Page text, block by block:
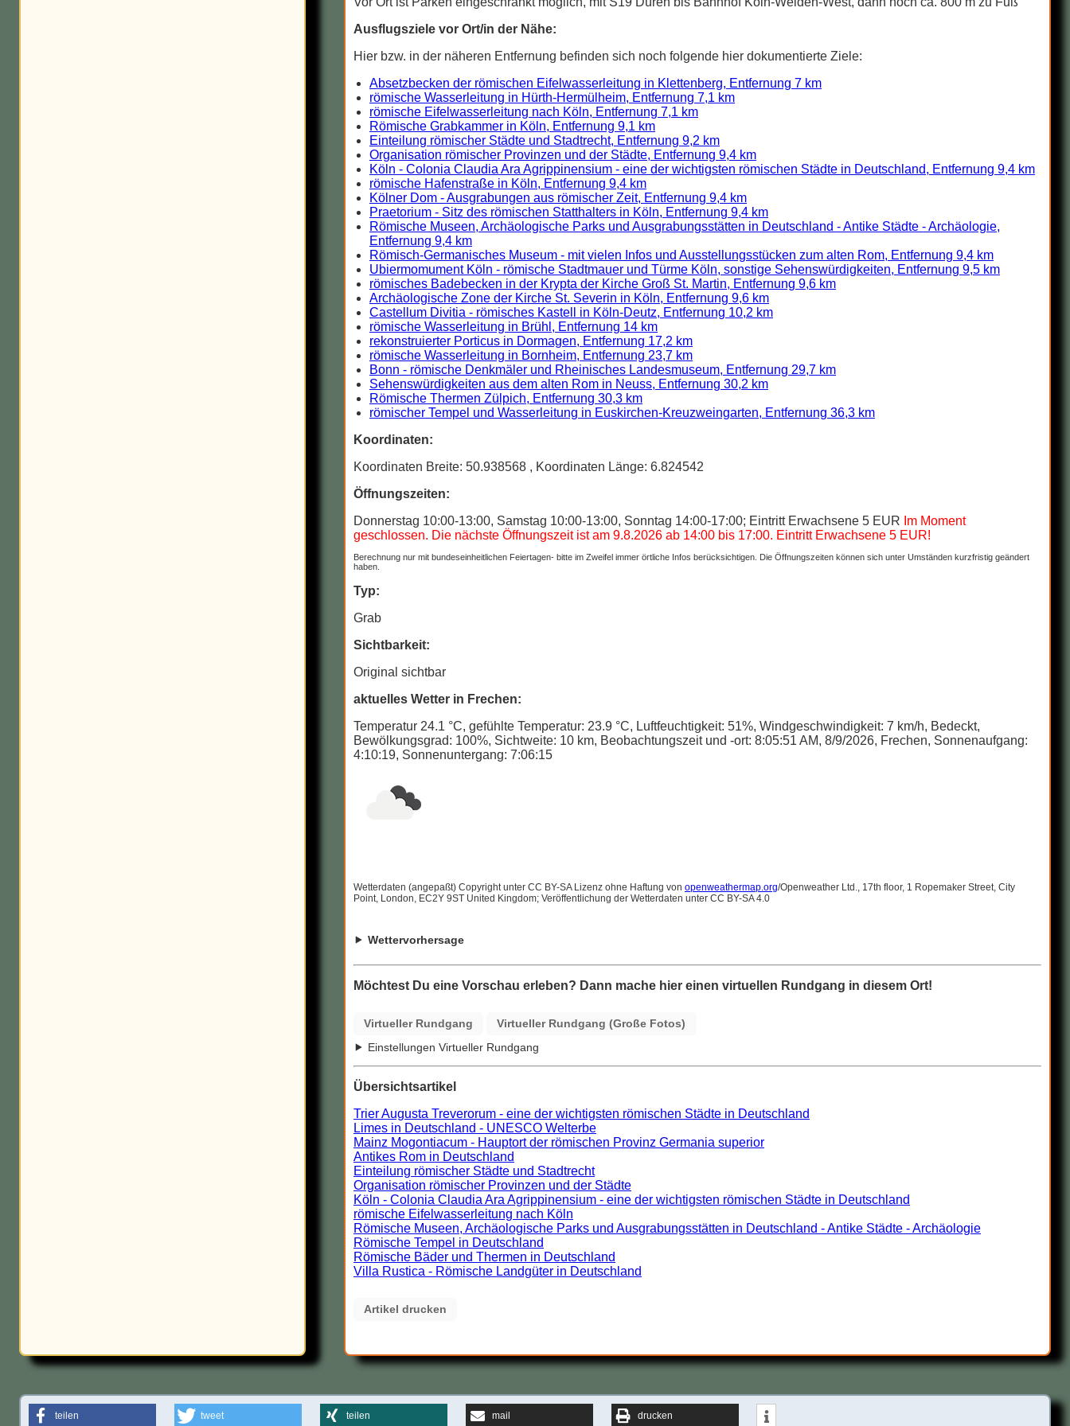
Ausflugsziele vor Ort/in der Nähe:
Hier bzw. in der näheren Entfernung befinden sich noch folgende hier dokumentierte Ziele:
Absetzbecken der römischen Eifelwasserleitung in Klettenberg, Entfernung 7 km
römische Wasserleitung in Hürth-Hermülheim, Entfernung 7,1 km
römische Eifelwasserleitung nach Köln, Entfernung 7,1 km
Römische Grabkammer in Köln, Entfernung 9,1 km
Einteilung römischer Städte und Stadtrecht, Entfernung 9,2 km
Organisation römischer Provinzen und der Städte, Entfernung 9,4 km
Köln - Colonia Claudia Ara Agrippinensium - eine der wichtigsten römischen Städte in Deutschland, Entfernung 9,4 km
römische Hafenstraße in Köln, Entfernung 9,4 km
Kölner Dom - Ausgrabungen aus römischer Zeit, Entfernung 9,4 km
Praetorium - Sitz des römischen Statthalters in Köln, Entfernung 9,4 km
Römische Museen, Archäologische Parks und Ausgrabungsstätten in Deutschland - Antike Städte - Archäologie,
Entfernung 9,4 km
Römisch-Germanisches Museum - mit vielen Infos und Ausstellungsstücken zum alten Rom, Entfernung 9,4 km
Ubiermomument Köln - römische Stadtmauer und Türme Köln, sonstige Sehenswürdigkeiten, Entfernung 9,5 km
römisches Badebecken in der Krypta der Kirche Groß St. Martin, Entfernung 9,6 km
Archäologische Zone der Kirche St. Severin in Köln, Entfernung 9,6 km
Castellum Divitia - römisches Kastell in Köln-Deutz, Entfernung 10,2 km
römische Wasserleitung in Brühl, Entfernung 14 km
rekonstruierter Porticus in Dormagen, Entfernung 17,2 km
römische Wasserleitung in Bornheim, Entfernung 23,7 km
Bonn - römische Denkmäler und Rheinisches Landesmuseum, Entfernung 29,7 km
Sehenswürdigkeiten aus dem alten Rom in Neuss, Entfernung 30,2 km
Römische Thermen Zülpich, Entfernung 30,3 km
römischer Tempel und Wasserleitung in Euskirchen-Kreuzweingarten, Entfernung 36,3 km
Koordinaten:
Koordinaten Breite: 50.938568 , Koordinaten Länge: 6.824542
Öffnungszeiten:
Donnerstag 10:00-13:00, Samstag 10:00-13:00, Sonntag 14:00-17:00; Eintritt Erwachsene 5 EUR Im Moment
geschlossen. Die nächste Öffnungszeit ist am 9.8.2026 ab 14:00 bis 17:00. Eintritt Erwachsene 5 EUR!
Berechnung nur mit bundeseinheitlichen Feiertagen- bitte im Zweifel immer örtliche Infos berücksichtigen. Die Öffnungszeiten können sich unter Umständen kurzfristig geändert
haben.
Typ:
Grab
Sichtbarkeit:
Original sichtbar
aktuelles Wetter in Frechen:
Temperatur 24.1 °C, gefühlte Temperatur: 23.9 °C, Luftfeuchtigkeit: 51%, Windgeschwindigkeit: 7 km/h, Bedeckt,
Bewölkungsgrad: 100%, Sichtweite: 10 km, Beobachtungszeit und -ort: 8:05:51 AM, 8/9/2026, Frechen, Sonnenaufgang:
4:10:19, Sonnenuntergang: 7:06:15
Wetterdaten (angepaßt) Copyright unter CC BY-SA Lizenz ohne Haftung von openweathermap.org/Openweather Ltd., 17th floor, 1 Ropemaker Street, City
Point, London, EC2Y 9ST United Kingdom; Veröffentlichung der Wetterdaten unter CC BY-SA 4.0
Wettervorhersage
Möchtest Du eine Vorschau erleben? Dann mache hier einen virtuellen Rundgang in diesem Ort!
Virtueller Rundgang
Virtueller Rundgang (Große Fotos)
Einstellungen Virtueller Rundgang
Übersichtsartikel
Trier Augusta Treverorum - eine der wichtigsten römischen Städte in Deutschland
Limes in Deutschland - UNESCO Welterbe
Mainz Mogontiacum - Hauptort der römischen Provinz Germania superior
Antikes Rom in Deutschland
Einteilung römischer Städte und Stadtrecht
Organisation römischer Provinzen und der Städte
Köln - Colonia Claudia Ara Agrippinensium - eine der wichtigsten römischen Städte in Deutschland
römische Eifelwasserleitung nach Köln
Römische Museen, Archäologische Parks und Ausgrabungsstätten in Deutschland - Antike Städte - Archäologie
Römische Tempel in Deutschland
Römische Bäder und Thermen in Deutschland
Villa Rustica - Römische Landgüter in Deutschland
Artikel drucken
teilen tweet teilen mail drucken